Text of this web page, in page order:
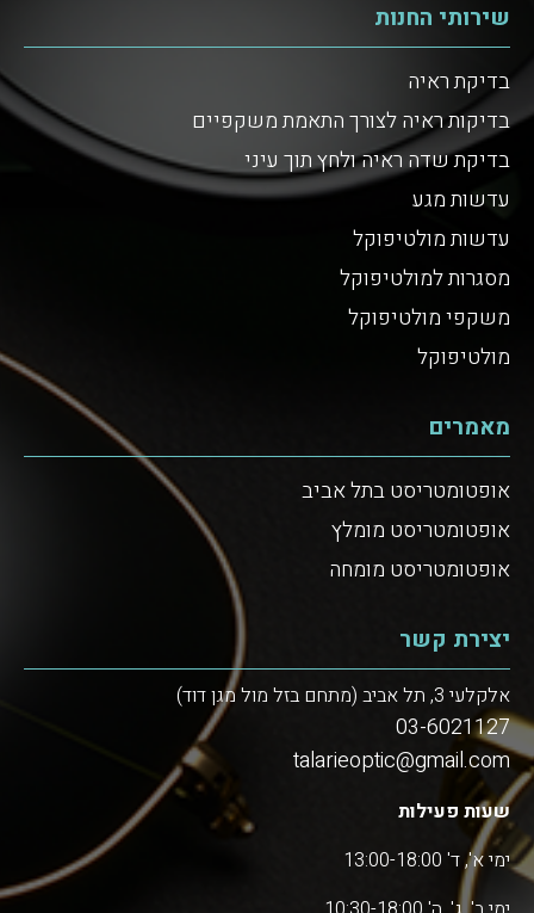
שירותי החנות
בדיקת ראיה
בדיקות ראיה לצורך התאמת משקפיים
בדיקת שדה ראיה ולחץ תוך עיני
עדשות מגע
עדשות מולטיפוקל
מסגרות למולטיפוקל
משקפי מולטיפוקל
מולטיפוקל
מאמרים
אופטומטריסט בתל אביב
אופטומטריסט מומלץ
אופטומטריסט מומחה
יצירת קשר
אלקלעי 3, תל אביב (מתחם בזל מול מגן דוד)
03-6021127
talarieoptic@gmail.com
שעות פעילות
ימי א', ד' 13:00-18:00